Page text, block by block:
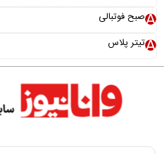
صبح فوتبالی
تیتر پلاس